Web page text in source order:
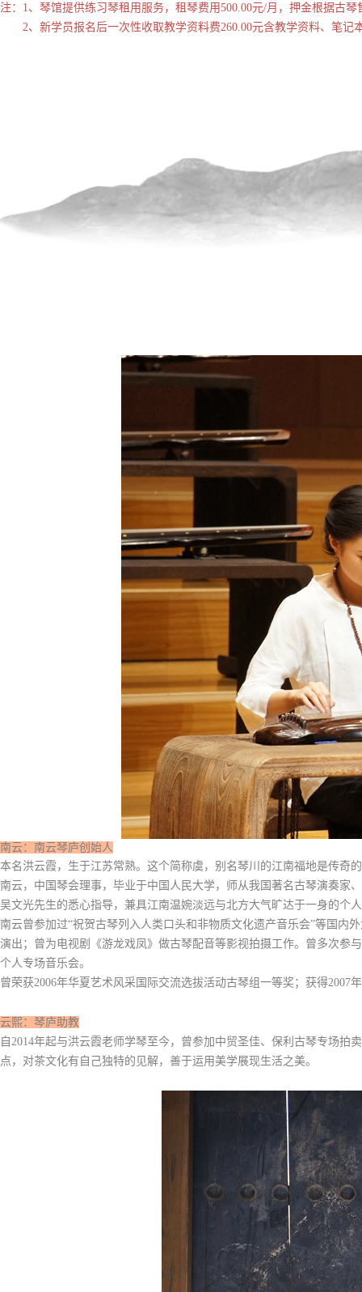
注：1、琴馆提供练习琴租用服务，租琴费用500.00元/月，押金根据古琴
2、新学员报名后一次性收取教学资料费260.00元含教学资料、笔记
南云：南云琴庐创始人
本名洪云霞，生于江苏常熟。这个简称虞，别名琴川的江南福地是传奇
南云，中国琴会理事，毕业于中国人民大学，师从我国著名古琴演奏家
吴文光先生的悉心指导，兼具江南温婉淡远与北方大气旷达于一身的个
南云曾参加过“祝贺古琴列入人类口头和非物质文化遗产音乐会”等国内
演出；曾为电视剧《游龙戏凤》做古琴配音等影视拍摄工作。曾多次参
个人专场音乐会。
曾荣获2006年华夏艺术风采国际交流选拔活动古琴组一等奖；获得
云熙：琴庐助教
自2014年起与洪云霞老师学琴至今，曾参加中贸圣佳、保利古琴专场
点，对茶文化有自己独特的见解，善于运用美学展现生活之美。